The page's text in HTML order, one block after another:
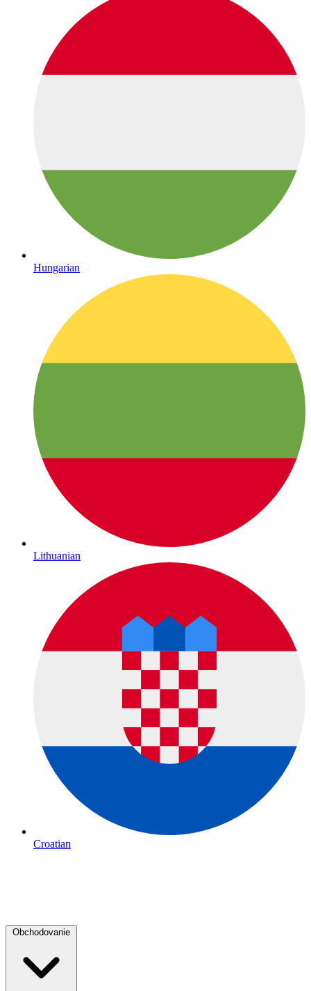
Hungarian
Lithuanian
Croatian